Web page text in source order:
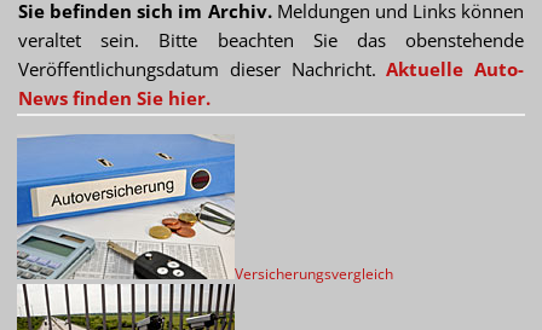
Sie befinden sich im Archiv.Meldungen und Links können
veraltet sein. Bitte beachten Sie das obenstehende
Veröffentlichungsdatum dieser Nachricht.Aktuelle Auto-
News finden Sie hier.
Versicherungsvergleich